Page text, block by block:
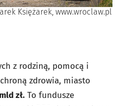
Księżarek, www.wroclaw.pl
z rodziną, pomocą i
zdrowia, miasto
zł. To fundusze